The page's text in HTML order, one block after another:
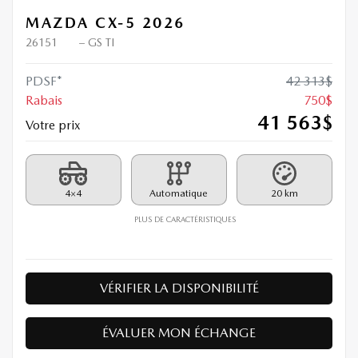
MAZDA CX-5 2026
26151 – GS TI
PDSF* 42 313$
Rabais
750$
Votre prix
41 563$
4×4 Automatique 20 km
PLUS DE CARACTÉRISTIQUES
VÉRIFIER LA DISPONIBILITÉ
ÉVALUER MON ÉCHANGE